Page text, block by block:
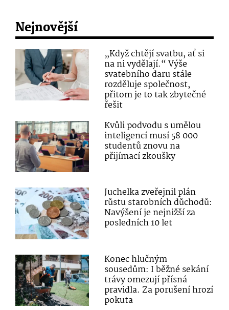
Nejnovější
„Když chtějí svatbu, ať si
na ni vydělají.“ Výše
svatebního daru stále
rozděluje společnost,
přitom je to tak zbytečné
řešit
Kvůli podvodu s umělou
inteligencí musí 58 000
studentů znovu na
přijímací zkoušky
Juchelka zveřejnil plán
růstu starobních důchodů:
Navýšení je nejnižší za
posledních 10 let
Konec hlučným
sousedům: I běžné sekání
trávy omezují přísná
pravidla. Za porušení hrozí
pokuta